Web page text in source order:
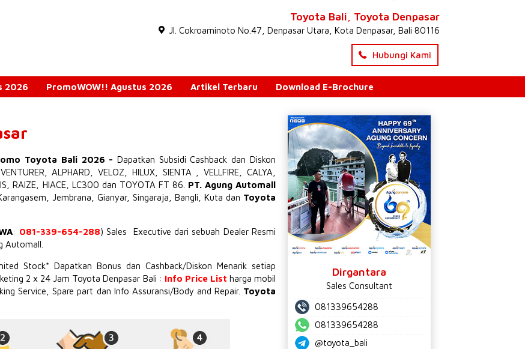
Toyota Bali, Toyota Denpasar
Jl. Cokroaminoto No.47, Denpasar Utara, Kota Denpasar, Bali 80116
Hubungi Kami
2026 PromoWOW!! Agustus 2026 Artikel Terbaru Download E-Brochure
Toyota Bali 2026 - Dapatkan Subsidi Cashback dan Diskon
VENTURER ,ALPHARD ,VELOZ HILUX, SIENTA ,VELLFIRE CALYA
,RAIZE HIACE, LC300 dan TOYOTA FT 86 PT. Agung Automall
Jembrana, Gianyar, Singaraja, Bangli, Kuta dan Toyota
: 081-339-654-288) Sales Executive dari sebuah Dealer Resmi
Automall.
Stock* Dapatkan Bonus dan Cashback/Diskon Menarik setiap
2 x 24 Jam Toyota Denpasar Bali : Info Price List harga mobil
Service, Spare part dan Info Assuransi/Body and Repair. Toyota
Dirgantara
Sales Consultant
081339654288
081339654288
@toyota_bali